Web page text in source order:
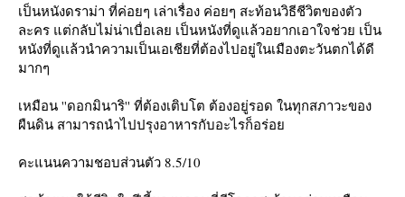
เป็นหนังดราม่า ที่ค่อยๆ เล่าเรื่อง ค่อยๆ สะท้อนวิธีชีวิตของตัว
ละคร แต่กลับไม่น่าเบื่อเลย เป็นหนังที่ดูแล้วอยากเอาใจช่วย เป็น
หนังที่ดูเเล้วนำความเป็นเอเชียที่ต้องไปอยู่ในเมืองตะวันตกได้ดี
มากๆ
เหมือน ''ดอกมินาริ'' ที่ต้องเติบโต ต้องอยู่รอด ในทุกสภาวะของ
ผืนดิน สามารถนำไปปรุงอาหารกับอะไรก็อร่อ
คะแนนความชอบส่วนตัว 8.5/10